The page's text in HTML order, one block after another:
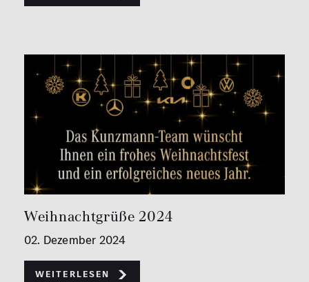
Weihnachtgrüße 2024
02. Dezember 2024
Weiterlesen